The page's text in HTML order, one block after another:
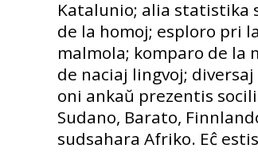
Katalunio; alia statistika
de la homoj; esploro pri
malmola; komparo de
de naciaj lingvoj;
oni ankaŭ prezentis
Sudano, Barato,
sudsahara Afriko. Eĉ